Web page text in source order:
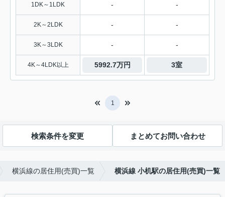
1DK～1LDK - -
2K～2LDK - -
3K～3LDK - -
4K～4LDK以上 5992.7万円 3室
1
検索条件を変更 まとめてお問い合わせ
横浜線の居住用(売買)一覧 横浜線 小机駅の居住用(売買)一覧